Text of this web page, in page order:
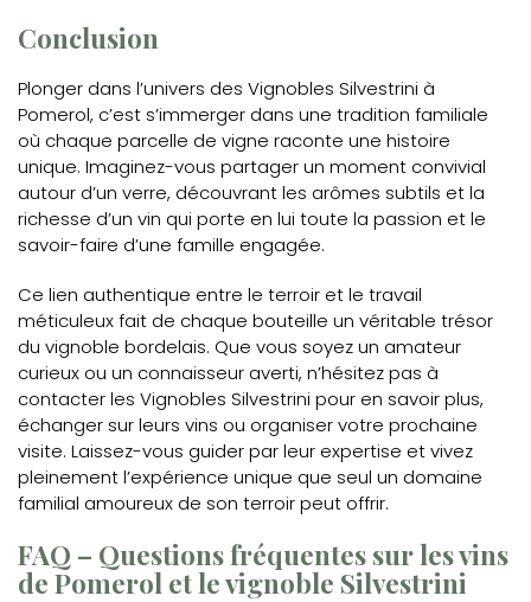
Conclusion
Plonger dans l’univers des Vignobles Silvestrini à
Pomerol, c’est s’immerger dans une tradition familiale
où chaque parcelle de vigne raconte une histoire
unique. Imaginez-vous partager un moment convivial
autour d’un verre, découvrant les arômes subtils et la
richesse d’un vin qui porte en lui toute la passion et le
savoir-faire d’une famille engagée.
Ce lien authentique entre le terroir et le travail
méticuleux fait de chaque bouteille un véritable trésor
du vignoble bordelais. Que vous soyez un amateur
curieux ou un connaisseur averti, n’hésitez pas à
contacter les Vignobles Silvestrini pour en savoir plus,
échanger sur leurs vins ou organiser votre prochaine
visite. Laissez-vous guider par leur expertise et vivez
pleinement l’expérience unique que seul un domaine
familial amoureux de son terroir peut offrir.
FAQ – Questions fréquentes sur les vins
de Pomerol et le vignoble Silvestrini